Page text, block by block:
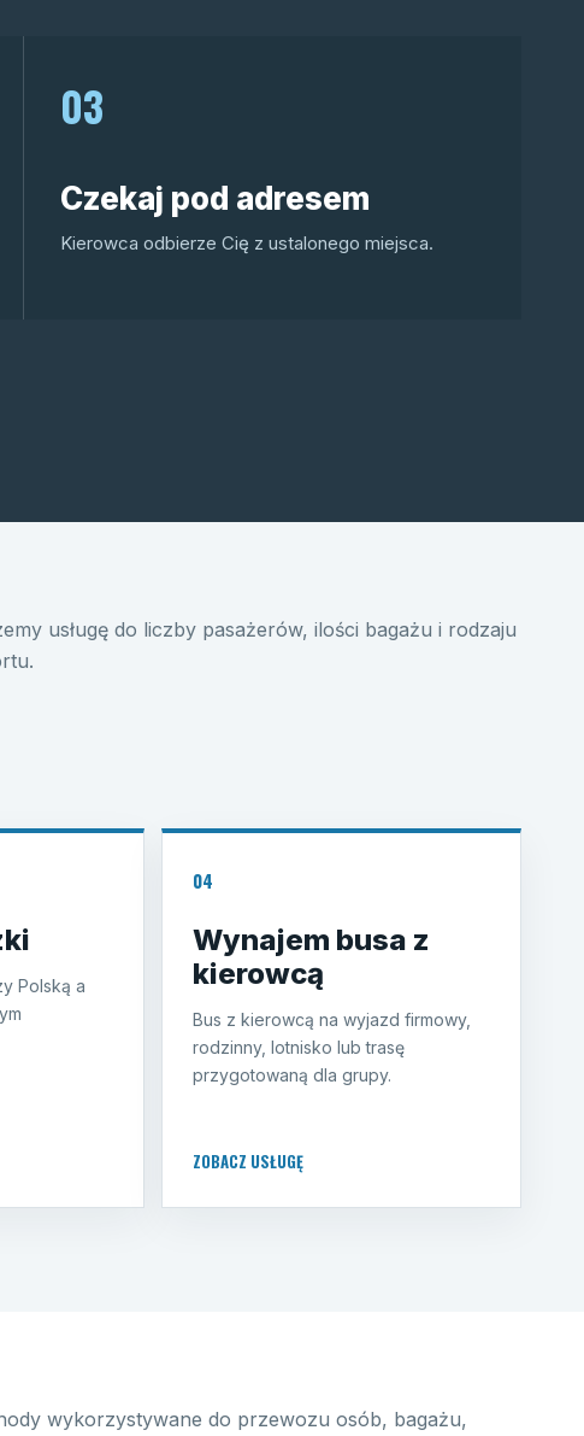
03
Czekaj pod adresem
Kierowca odbierze Cię z ustalonego miejsca.
usługę do liczby pasażerów, ilości bagażu i rodzaju
Polską a
04
Wynajem busa z
kierowcą
Bus z kierowcą na wyjazd firmowy,
rodzinny, lotnisko lub trasę
przygotowaną dla grupy.
ZOBACZ USŁUGĘ
wykorzystywane do przewozu osób, bagażu,